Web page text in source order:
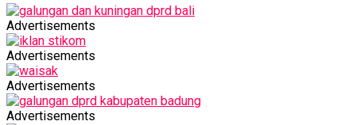
Advertisements
Advertisements
Advertisements
Advertisements